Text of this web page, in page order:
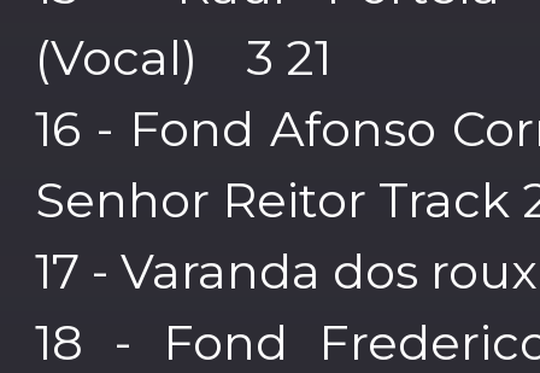
(Vocal) 3 21
16 - Fond Afonso
Senhor Reitor
17 - Varanda dos
18 - Fond